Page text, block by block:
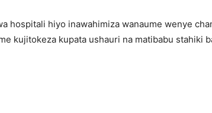
hospitali hiyo inawahimiza wanaume wenye
kujitokeza kupata ushauri na matibabu stahiki